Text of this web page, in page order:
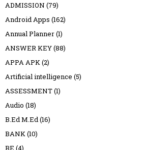
ADMISSION (79)
Android Apps (162)
Annual Planner(1)
ANSWER KEY(88)
APPA APK(2)
Artificial intelligence (5)
ASSESSMENT(1)
Audio (18)
B.Ed M.Ed(16)
BANK(10)